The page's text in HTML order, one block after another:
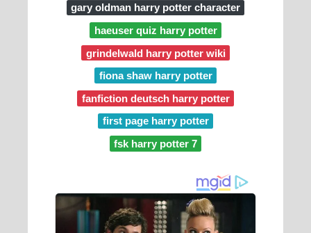
gary oldman harry potter character
haeuser quiz harry potter
grindelwald harry potter wiki
fiona shaw harry potter
fanfiction deutsch harry potter
first page harry potter
fsk harry potter 7